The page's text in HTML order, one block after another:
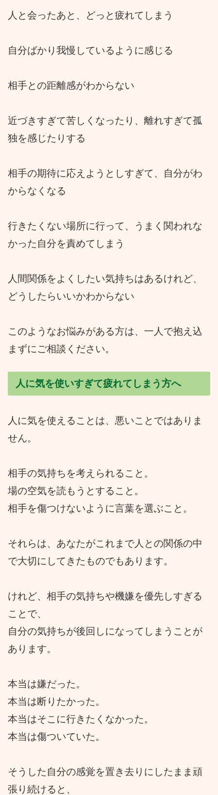
人と会ったあと、どっと疲れてしまう
自分ばかり我慢しているように感じる
相手との距離感がわからない
近づきすぎて苦しくなったり、離れすぎて孤
独を感じたりする
相手の期待に応えようとしすぎて、自分がわ
からなくなる
行きたくない場所に行って、うまく関われな
かった自分を責めてしまう
人間関係をよくしたい気持ちはあるけれど、
どうしたらいいかわからない
このようなお悩みがある方は、一人で抱え込
まずにご相談ください。
人に気を使いすぎて疲れてしまう方へ
人に気を使えることは、悪いことではありま
せん。
相手の気持ちを考えられること。
場の空気を読もうとすること。
相手を傷つけないように言葉を選ぶこと。
それらは、あなたがこれまで人との関係の中
で大切にしてきたものでもあります。
けれど、相手の気持ちや機嫌を優先しすぎる
ことで、
自分の気持ちが後回しになってしまうことが
あります。
本当は嫌だった。
本当は断りたかった。
本当はそこに行きたくなかった。
本当は傷ついていた。
そうした自分の感覚を置き去りにしたまま頑
張り続けると、